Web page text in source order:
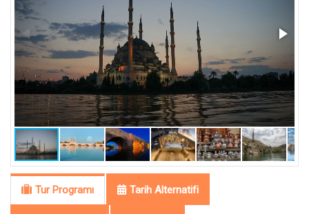
Tur Programı Tarih Alternatifi